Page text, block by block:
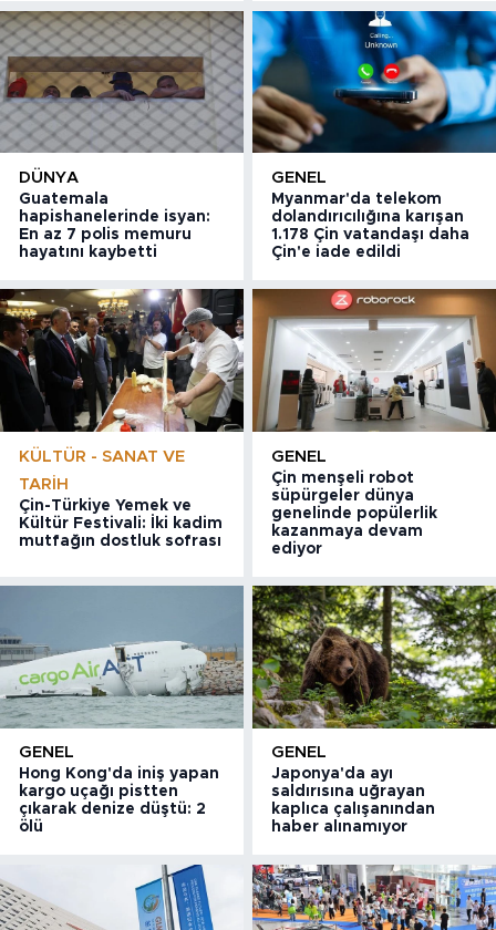
DÜNYA
Guatemala
hapishanelerinde isyan:
En az 7 polis memuru
hayatını kaybetti
GENEL
Myanmar'da telekom
dolandırıcılığına karışan
1.178 Çin vatandaşı daha
Çin'e iade edildi
KÜLTÜR - SANAT VE
TARIH
Çin-Türkiye Yemek ve
Kültür Festivali: İki kadim
mutfağın dostluk sofrası
GENEL
Çin menşeli robot
süpürgeler dünya
genelinde popülerlik
kazanmaya devam
ediyor
GENEL
Hong Kong'da iniş yapan
kargo uçağı pistten
çıkarak denize düştü: 2
ölü
GENEL
Japonya'da ayı
saldırısına uğrayan
kaplıca çalışanından
haber alınamıyor